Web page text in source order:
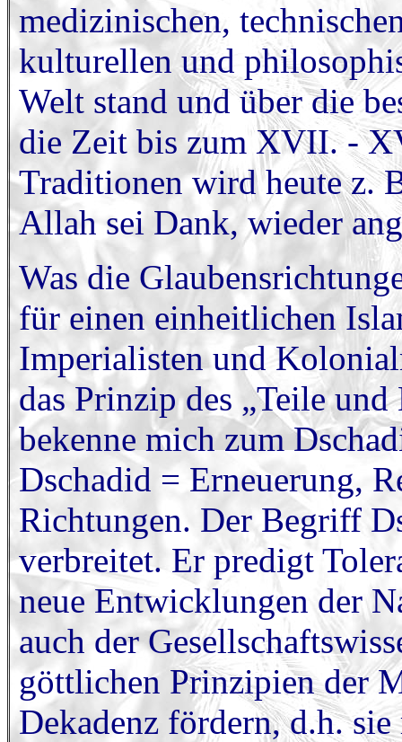
medizinischen,
kulturellen und
Welt stand und über die
die Zeit bis zum XVII. -
Traditionen wird heute z.
Allah sei Dank, wieder
Was die
für einen einheitlichen
Imperialisten und
das Prinzip des „Teile
bekenne mich zum
Dschadid = Erneuerung,
Richtungen. Der Begriff
verbreitet. Er predigt
neue Entwicklungen der
auch der
göttlichen Prinzipien der
Dekadenz fördern, d.h.